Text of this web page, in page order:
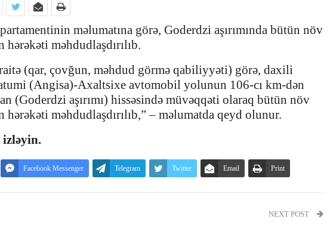
məlumatına görə, Goderdzi aşırımında bütün növ
məhdudlaşdırılıb.
(qar, çovğun, məhdud görmə qabiliyyəti) görə, daxili
(Angisa)-Axaltsixe avtomobil yolunun 106-cı km-dən
(Goderdzi aşırımı) hissəsində müvəqqəti olaraq bütün növ
məhdudlaşdırılıb,” – məlumatda qeyd olunur.
izləyin.
Facebook Messenger Telegram Twitter Email Print
NEXT POST